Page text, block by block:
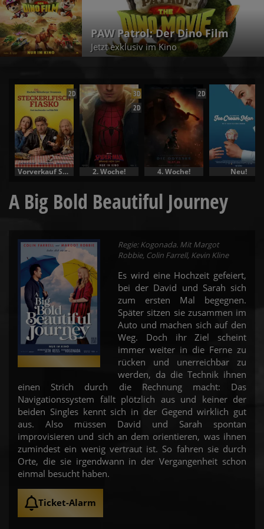
PAW Patrol: Der Dino Film
Jetzt exklusiv im Kino
2D
Vorverkauf Specials
3D
2D
2. Woche!
2D
4. Woche! Neu!
A Big Bold Beautiful Journey
Regie: Kogonada. Mit Margot
Robbie, Colin Farrell, Kevin Kline
Es wird eine Hochzeit gefeiert,
bei der David und Sarah sich
zum ersten Mal begegnen.
Später sitzen sie zusammen im
Auto und machen sich auf den
Weg. Doch ihr Ziel scheint
immer weiter in die Ferne zu
rücken und unerreichbar zu
werden, da die Technik ihnen
einen Strich durch die Rechnung macht: Das
Navigationssystem fällt plötzlich aus und keiner der
beiden Singles kennt sich in der Gegend wirklich gut
aus. Also müssen David und Sarah spontan
improvisieren und sich an dem orientieren, was ihnen
zumindest ein wenig vertraut ist. So fahren sie durch
Orte, die sie irgendwann in der Vergangenheit schon
einmal besucht haben.
Ticket-Alarm